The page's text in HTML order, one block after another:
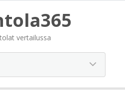
vertailussa